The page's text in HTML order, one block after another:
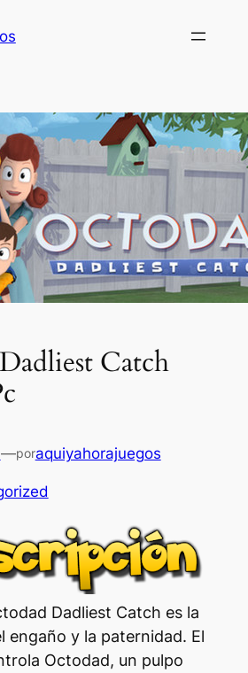
Catch
—poraquiyahorajuegos
Dadliest Catch es la
engaño y la paternidad. El
Octodad, un pulpo